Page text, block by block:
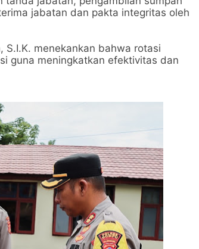
jabatan dan pakta integritas oleh
S.I.K. menekankan bahwa rotasi
guna meningkatkan efektivitas dan